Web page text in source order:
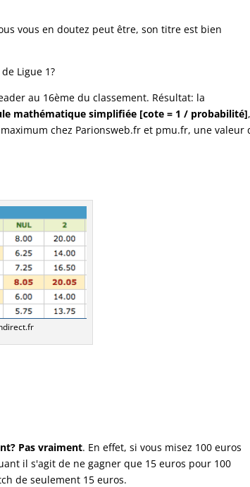
vous en doutez peut être, son titre est bien
Ligue 1?
au 16ème du classement. Résultat: la
mathématique simplifiée [cote = 1 / probabilité],
maximum chez Parionsweb.fr et pmu.fr, une valeur
Pas vraiment. En effet, si vous misez 100 euros
il s'agit de ne gagner que 15 euros pour 100
de seulement 15 euros.